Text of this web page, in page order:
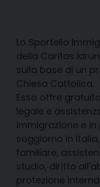
Lo Sportello
della Caritas
sulla base di un
Chiesa Cattolica.
Esso offre
legale e
immigrazione e
soggiorno in
familiare,
studio, diritto
protezione